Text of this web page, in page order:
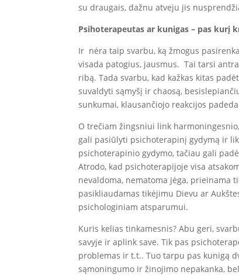
su draugais, dažnu atveju jis
Psihoterapeutas ar kunigas – pas kurį
Ir nėra taip svarbu, ką žmogus
visada patogius, jausmus. Tai tarsi
ribą. Tada svarbu, kad kažkas kitas
suvaldyti sąmyšį ir chaosą,
sunkumai, klausančiojo reakcijos
O trečiam žingsniui link
gali pasiūlyti psichoterapinį gydymą ir
psichoterapinio gydymo, tačiau gali
Atrodo, kad psichoterapijoje visa
nevaldoma, nematoma jėga, prieinama
pasikliaudamas tikėjimu Dievu ar
psichologiniam atsparumui.
Kuris kelias tinkamesnis? Abu geri,
savyje ir aplink save. Tik pas
problemas ir t.t.. Tuo tarpu pas kunigą
sąmoningumo ir žinojimo nepakanka,